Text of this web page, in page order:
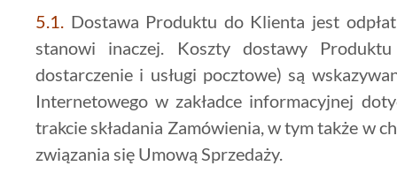
5.1.
Dostawa Produktu do Klienta jest
stanowi inaczej. Koszty dostawy
dostarczenie i usługi pocztowe) są
Internetowego w zakładce informacyjnej
trakcie składania Zamówienia, w tym także w
związania się Umową Sprzedaży.